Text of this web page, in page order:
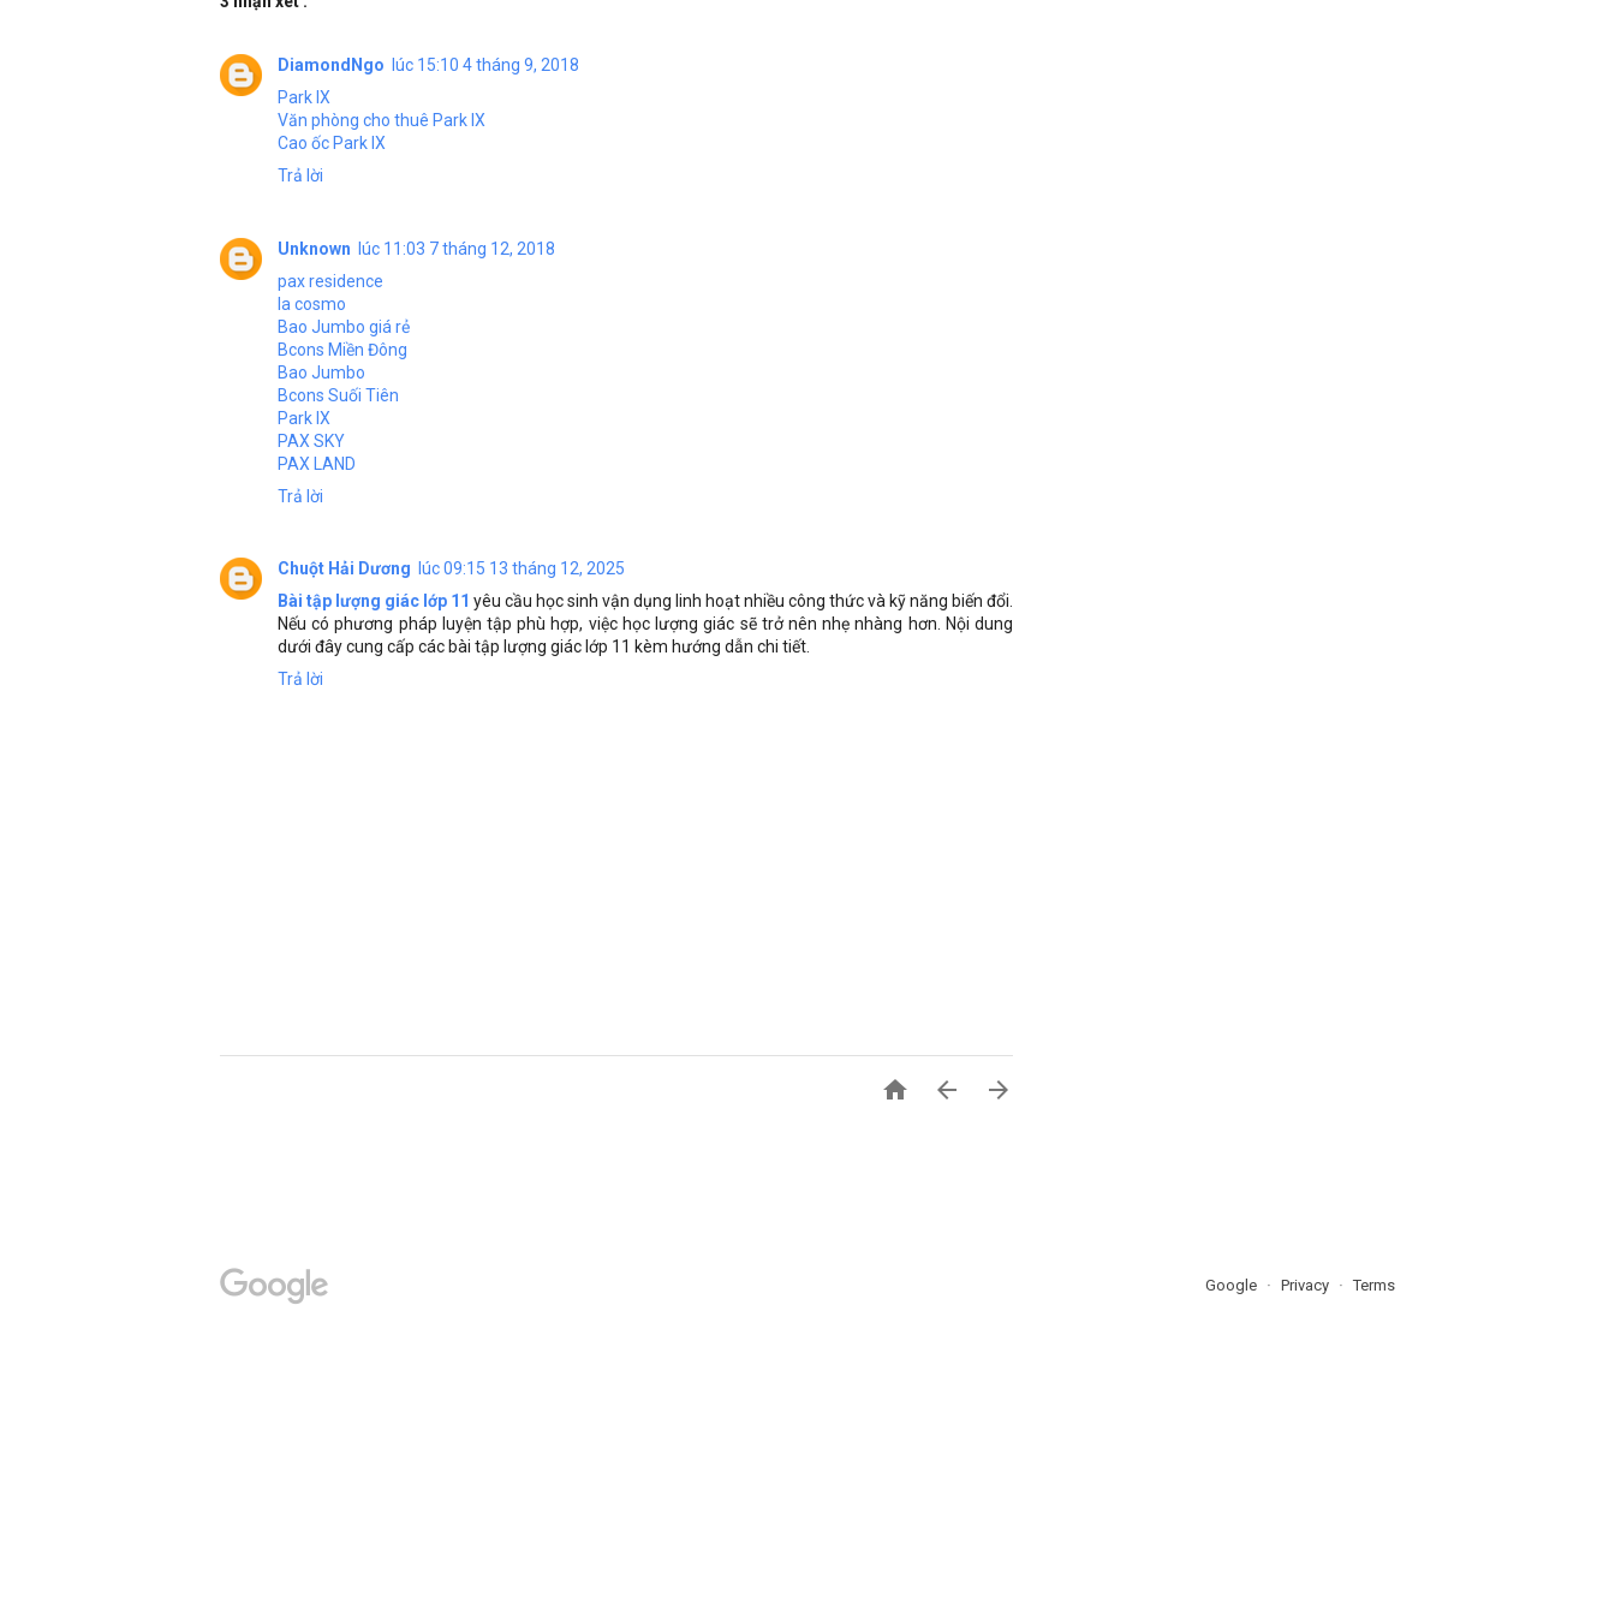
DiamondNgo
lúc 15:10 4 tháng 9, 2018
Park IX
Văn phòng cho thuê Park IX
Cao ốc Park IX
Trả lời
Unknown lúc 11:03 7 tháng 12, 2018
pax residence
la cosmo
Bao Jumbo giá rẻ
Bcons Miền Đông
Bao Jumbo
Bcons Suối Tiên
Park IX
PAX SKY
PAX LAND
Trả lời
Chuột Hải Dương
lúc 09:15 13 tháng 12, 2025
Bài tập lượng giác lớp 11 yêu cầu học sinh vận dụng linh hoạt nhiều công thức và kỹ năng biến đổi.
Nếu có phương pháp luyện tập phù hợp, việc học lượng giác sẽ trở nên nhẹ nhàng hơn. Nội dung
dưới đây cung cấp các bài tập lượng giác lớp 11 kèm hướng dẫn chi tiết.
Trả lời
  
Google Privacy Terms